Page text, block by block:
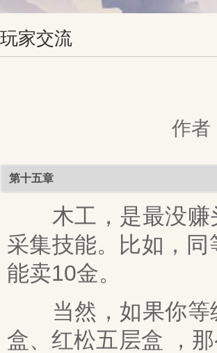
玩家交流
作者
第十五章
木工，是最没赚
采集技能。比如，
能卖10金。
当然，如果你等
盒、红松五层盒 ，